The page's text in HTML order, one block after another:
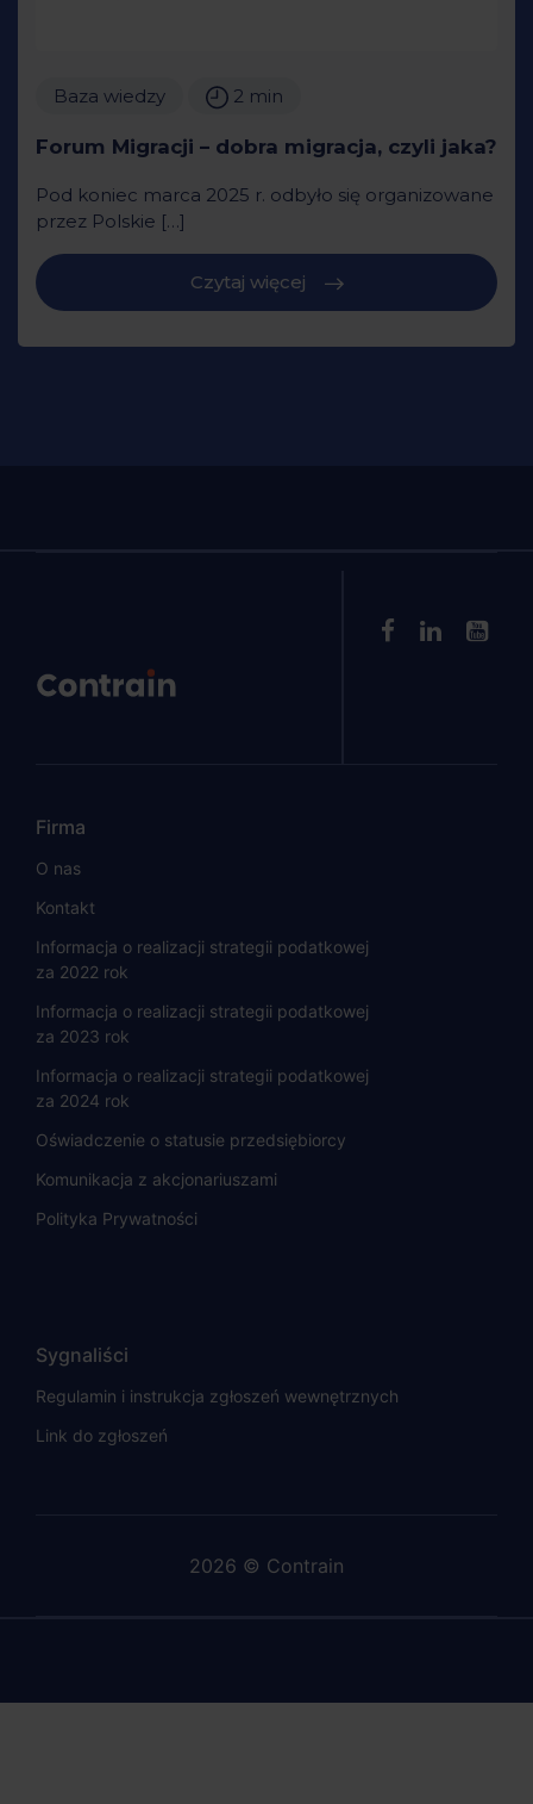
Baza wiedzy 2 min
Forum Migracji – dobra migracja, czyli jaka?
Pod koniec marca 2025 r. odbyło się organizowane
przez Polskie […]
Czytaj więcej
Firma
O nas
Kontakt
Informacja o realizacji strategii podatkowej
za 2022 rok
Informacja o realizacji strategii podatkowej
za 2023 rok
Informacja o realizacji strategii podatkowej
za 2024 rok
Oświadczenie o statusie przedsiębiorcy
Komunikacja z akcjonariuszami
Polityka Prywatności
Sygnaliści
Regulamin i instrukcja zgłoszeń wewnętrznych
Link do zgłoszeń
2026 © Contrain